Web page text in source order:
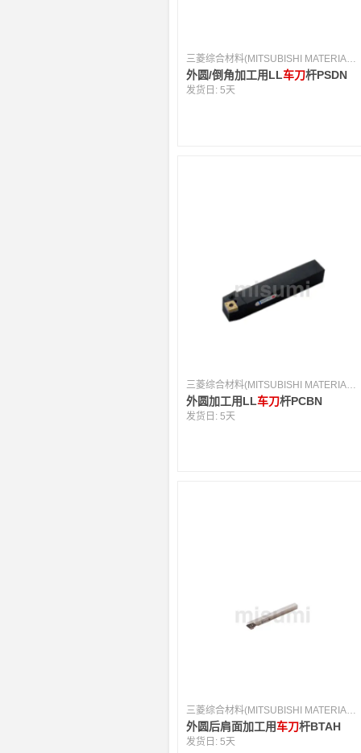
三菱综合材料(MITSUBISHI MATERIALS) [日本]
外圆/倒角加工用LL车刀杆PSDN
发货日:5天
外圆加工用LL车刀杆PCBN
发货日:5天
三菱综合材料(MITSUBISHI MATERIALS) [日本]
外圆后肩面加工用车刀杆BTAH
发货日:5天